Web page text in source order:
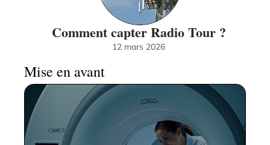
Comment capter Radio Tour ?
12 mars 2026
Mise en avant